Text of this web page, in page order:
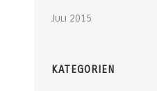
Juli 2015
KATEGORIEN